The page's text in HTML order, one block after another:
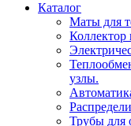
Каталог
Маты для
Коллектор
узлы.
Трубы для